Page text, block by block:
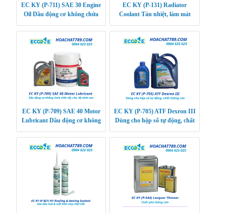
EC KY (P-711) SAE 30 Engine
Oil Dầu động cơ không chứa
EC KY (P-131) Radiator
Coolant Tản nhiệt, làm mát
EC KY (P-709) SAE 40 Motor
Lubricant Dầu động cơ không
EC KY (P-705) ATF Dexron III
Dùng cho hộp số tự động, chất